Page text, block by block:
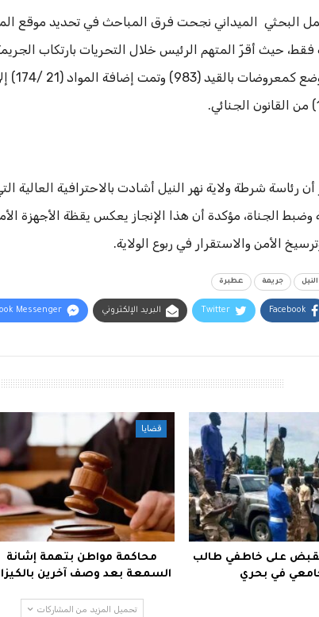
البحثي الميداني نجحت فرق المباحث في تحديد موقع
حيث أقرّ المتهم الرئيس خلال التحريات بارتكاب
أن رئاسة شرطة ولاية نهر النيل أشادت بالاحترافية
الجناة، مؤكدة أن هذا الإنجاز يعكس يقظة الأجهزة
الأمن والاستقرار في ربوع الولاية.
جريمة عطبرة
Facebook
Twitter البريد الإلكتروني Messenger
على خاطفي طالب
في بحري
قضايا
محاكمة مواطن بتهمة إشانة
السمعة بعد وصف آخرين
تحميل المزيد من المشاركات